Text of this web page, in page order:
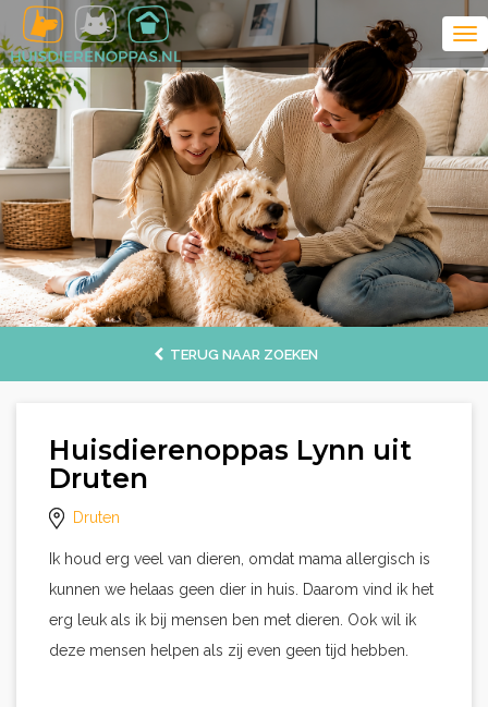
TERUG NAAR ZOEKEN
Huisdierenoppas Lynn uit
Druten
Druten
Ik houd erg veel van dieren, omdat mama allergisch is
kunnen we helaas geen dier in huis. Daarom vind ik het
erg leuk als ik bij mensen ben met dieren. Ook wil ik
deze mensen helpen als zij even geen tijd hebben.